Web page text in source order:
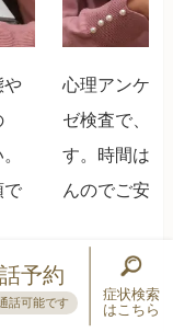
や
で
心理アンケー
ゼ検査で、
す。時間は両
んのでご安
予約
話可能です
症状検索
はこちら